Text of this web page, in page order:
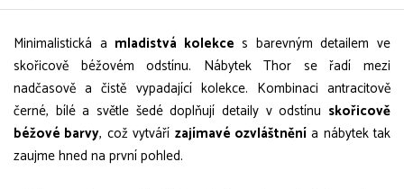
Minimalistická a mladistvá kolekce s barevným detailem ve
skořicově béžovém odstínu. Nábytek Thor se řadí mezi
nadčasově a čistě vypadající kolekce. Kombinaci antracitově
černé, bílé a světle šedé doplňují detaily v odstínu skořicově
béžové barvy, což vytváří zajímavé ozvláštněnía nábytek tak
zaujme hned na první pohled.